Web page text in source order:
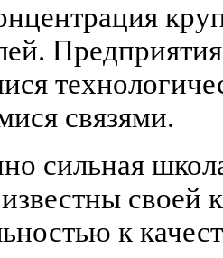
связями.
сильная
своей
к